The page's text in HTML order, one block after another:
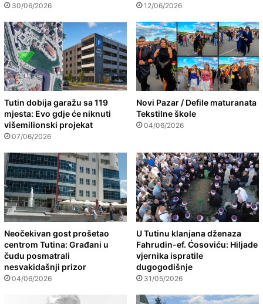
30/06/2026 12/06/2026
Tutin dobija garažu sa 119
mjesta: Evo gdje će niknuti
višemilionski projekat
07/06/2026
Novi Pazar / Defile maturanata
Tekstilne škole
04/06/2026
Neočekivan gost prošetao
centrom Tutina: Građani u
čudu posmatrali
nesvakidašnji prizor
04/06/2026
U Tutinu klanjana dženaza
Fahrudin-ef. Ćosoviću: Hiljade
vjernika ispratile
dugogodišnje
31/05/2026